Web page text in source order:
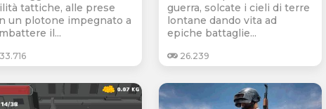
tattiche, alle prese
un plotone impegnato a
il...
33.716
guerra, solcate i cieli di terre
lontane dando vita ad
epiche battaglie...
26.239